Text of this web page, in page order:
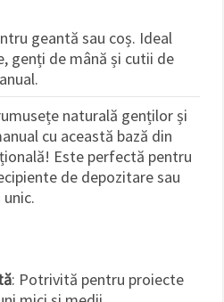
geantă sau coș. Ideal
genți de mână și cutii de
naturală genților și
cu această bază din
Este perfectă pentru
de depozitare sau
: Potrivită pentru proiecte